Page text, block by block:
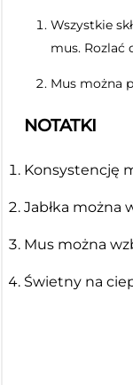
Wszystkie
mus. Rozlać
Mus można
NOTATKI
Konsystencję
Jabłka można
Mus można
Świetny na